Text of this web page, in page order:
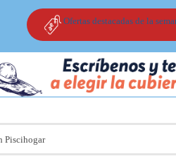
Ofertas destacadas de la